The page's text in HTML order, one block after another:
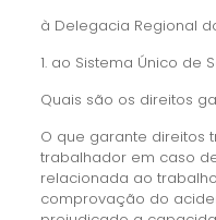
à Delegacia Regional
1. ao Sistema Único de
Quais são os direitos
O que garante direitos
trabalhador em caso
relacionada ao
comprovação do